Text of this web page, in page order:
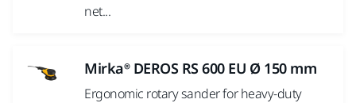
net...
Mirka® DEROS RS 600 EU Ø 150 mm
Ergonomic rotary sander for heavy-duty